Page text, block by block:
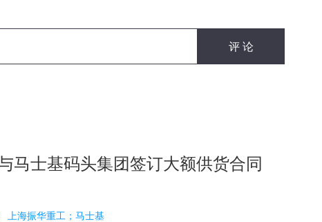
马士基码头集团签订大额供货合同
上海振华重工；马士基